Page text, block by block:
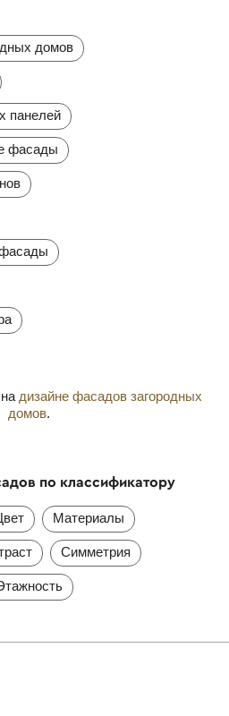
домов
панелей
фасады
дизайне фасадов загородных
домов.
по классификатору
Материалы
Симметрия